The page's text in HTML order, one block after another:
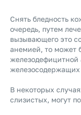
Снять бледность
очередь, путем
вызывающего это
анемией, то может
В некоторых
слизистых, могут